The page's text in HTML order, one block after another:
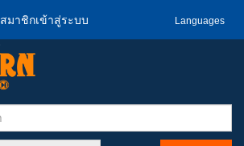
สมาชิกเข้าสู่ระบบ Languages